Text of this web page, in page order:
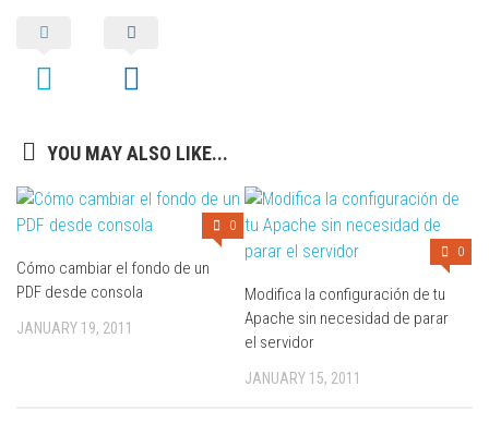
YOU MAY ALSO LIKE...
0
Cómo cambiar el fondo de un
PDF desde consola
JANUARY 19, 2011
0
Modifica la configuración de tu
Apache sin necesidad de parar
el servidor
JANUARY 15, 2011